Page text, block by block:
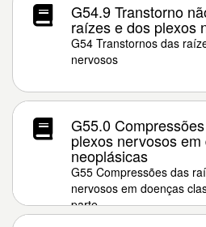
G54.9 Transtorno
raízes e dos plexos
G54 Transtornos das
nervosos
G55.0
plexos nervosos
neoplásicas
G55 Compressões das
nervosos em doenças
parte